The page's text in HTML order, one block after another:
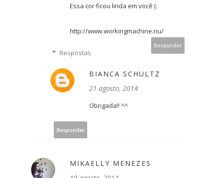
Essa cor ficou linda em você (:
http://www.workingmachine.nu/
Responder
Respostas
BIANCA SCHULTZ
21 agosto, 2014
Obrigada!! ^^
Responder
MIKAELLY MENEZES